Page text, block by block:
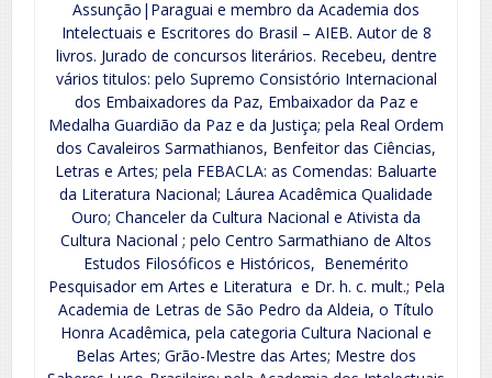
Assunção|Paraguai e membro da Academia dos
Intelectuais e Escritores do Brasil – AIEB. Autor de 8
livros. Jurado de concursos literários. Recebeu, dentre
vários titulos: pelo Supremo Consistório Internacional
dos Embaixadores da Paz, Embaixador da Paz e
Medalha Guardião da Paz e da Justiça; pela Real Ordem
dos Cavaleiros Sarmathianos, Benfeitor das Ciências,
Letras e Artes; pela FEBACLA: as Comendas: Baluarte
da Literatura Nacional; Láurea Acadêmica Qualidade
Ouro; Chanceler da Cultura Nacional e Ativista da
Cultura Nacional ; pelo Centro Sarmathiano de Altos
Estudos Filosóficos e Históricos, Benemérito
Pesquisador em Artes e Literatura e Dr. h. c. mult.; Pela
Academia de Letras de São Pedro da Aldeia, o Título
Honra Acadêmica, pela categoria Cultura Nacional e
Belas Artes; Grão-Mestre das Artes; Mestre dos